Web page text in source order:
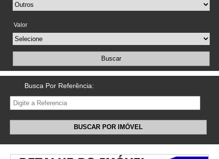
Valor
Buscar
Busca Por Referência:
BUSCAR POR IMÓVEL